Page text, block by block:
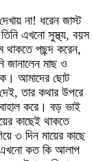
না! ধরেন জাস্ট
এখনো সুস্থ্য, বয়স
থাকতে পছন্দ করেন,
জানালেন মাছ ও
আমাদের ছোট
তার কথার উপরে
করে। বড় ভাই
কাছেই থাকতে
৩ দিন মায়ের কাছে
এখনো কত কি আলাপ